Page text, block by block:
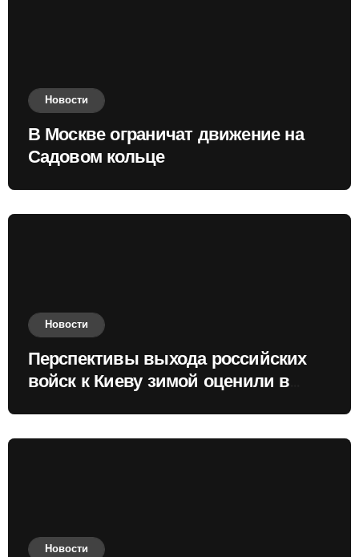
Новости
В Москве ограничат движение на
Садовом кольце
Новости
Перспективы выхода российских
войск к Киеву зимой оценили в
Новости